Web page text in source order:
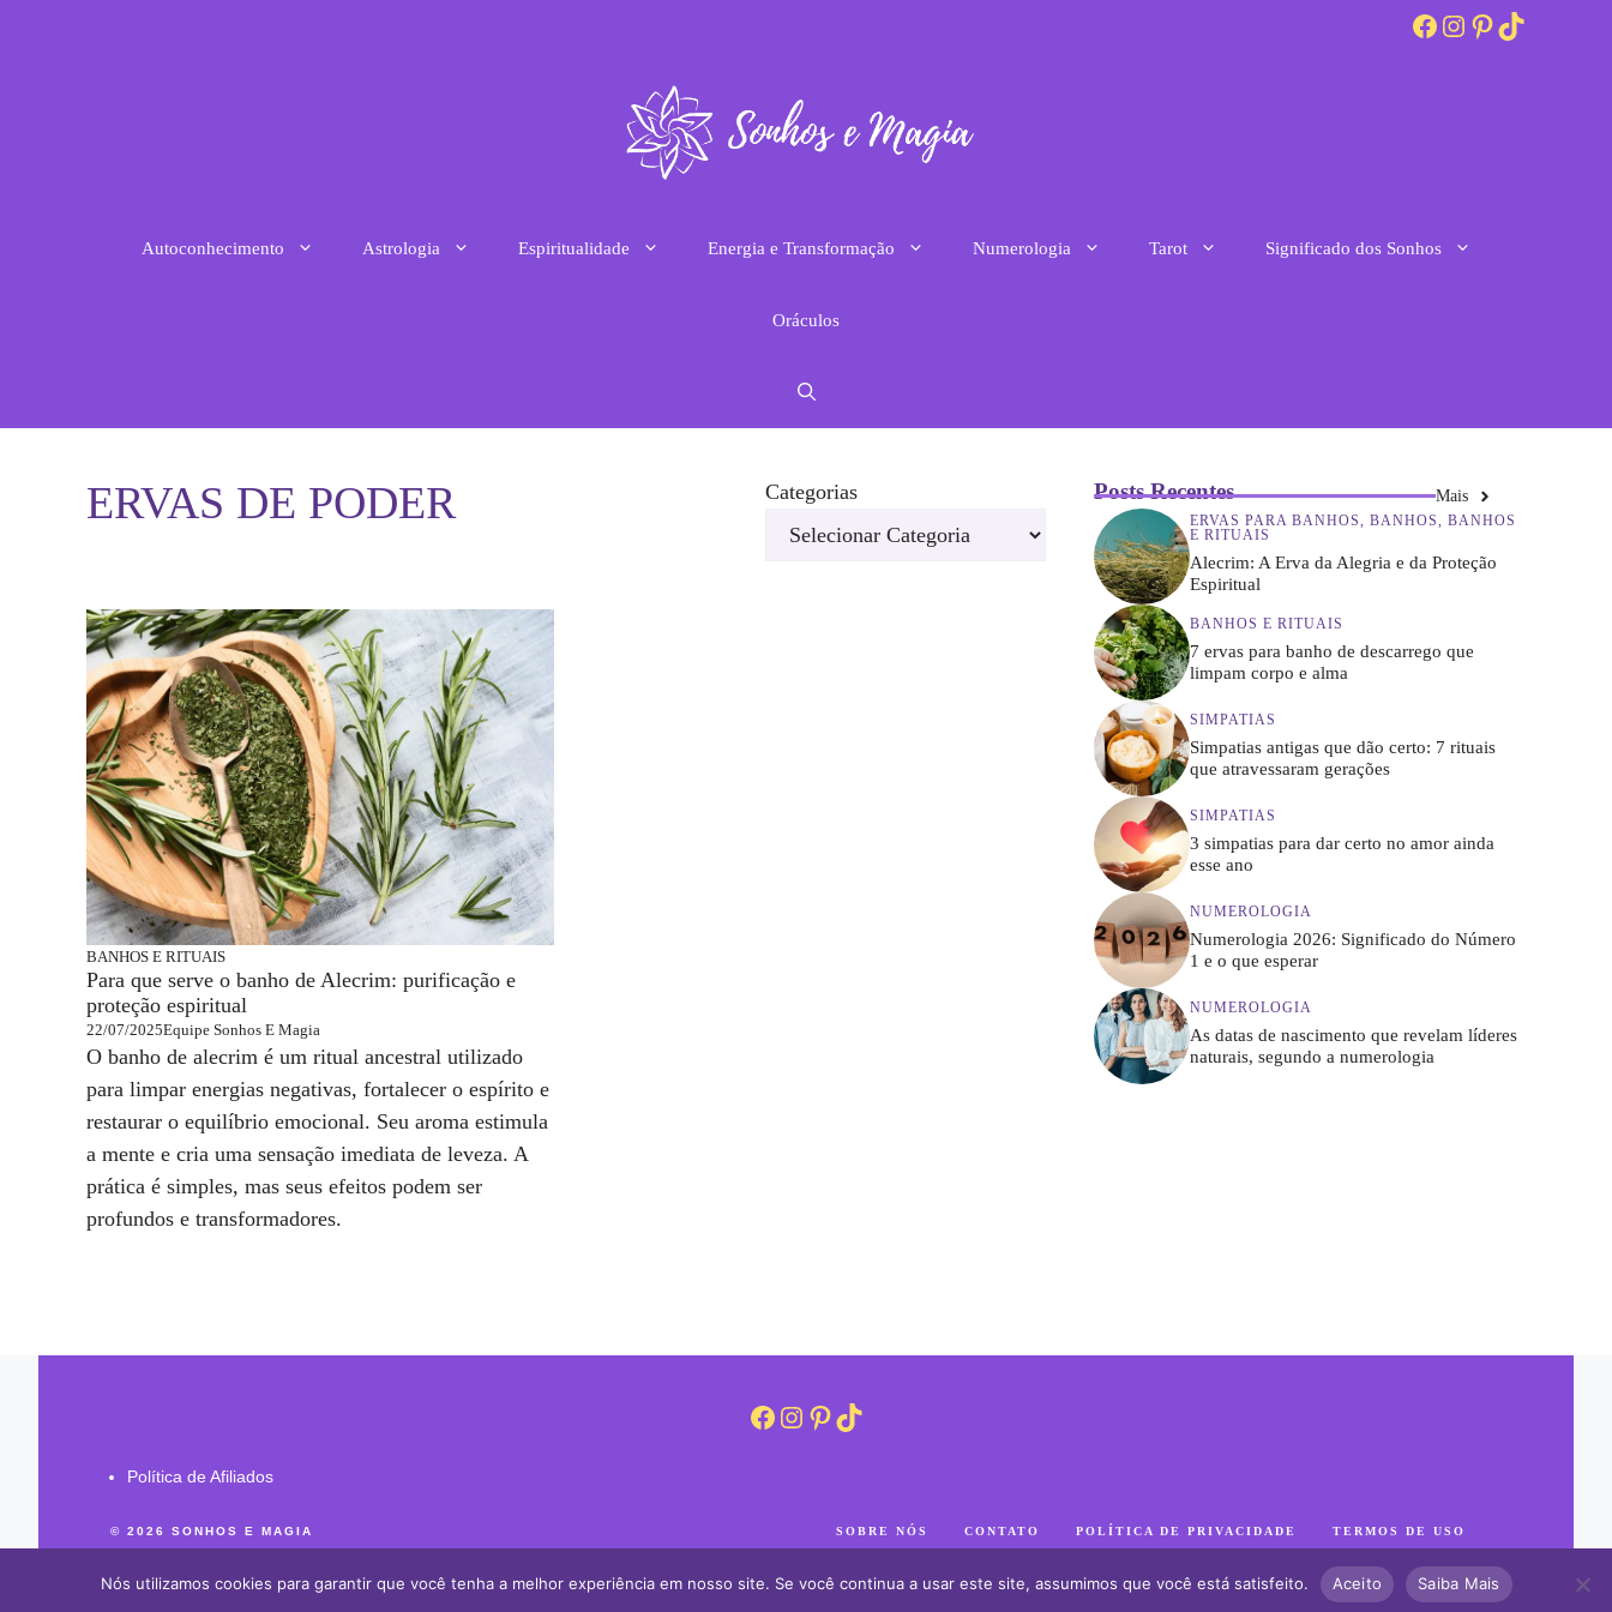
Facebook
Instagram
Pinterest
TikTok
Autoconhecimento Astrologia Espiritualidade Energia e Transformação Numerologia Tarot Significado dos Sonhos
Oráculos
ERVAS DE PODER Categorias
BANHOS E RITUAIS
Para que serve o banho de Alecrim: purificação e
proteção espiritual
22/07/2025Equipe Sonhos E Magia
O banho de alecrim é um ritual ancestral utilizado
para limpar energias negativas, fortalecer o espírito e
restaurar o equilíbrio emocional. Seu aroma estimula
a mente e cria uma sensação imediata de leveza. A
prática é simples, mas seus efeitos podem ser
profundos e transformadores.
Posts Recentes Mais
ERVAS PARA BANHOS BANHOS
BANHOS
E RITUAIS
Alecrim: A Erva da Alegria e da Proteção
Espiritual
BANHOS E RITUAIS
7 ervas para banho de descarrego que
limpam corpo e alma
SIMPATIAS
Simpatias antigas que dão certo: 7 rituais
que atravessaram gerações
SIMPATIAS
3 simpatias para dar certo no amor ainda
esse ano
NUMEROLOGIA
Numerologia 2026: Significado do Número
1 e o que esperar
NUMEROLOGIA
As datas de nascimento que revelam líderes
naturais, segundo a numerologia
Facebook
Instagram
Pinterest
TikTok
Política de Afiliados
© 2026 SONHOS E MAGIA SOBRE NÓS CONTATO POLÍTICA DE PRIVACIDADE TERMOS DE USO
Nós utilizamos cookies para garantir que você tenha a melhor experiência em nosso site. Se você continua a usar este site, assumimos que você está satisfeito. Aceito Saiba Mais